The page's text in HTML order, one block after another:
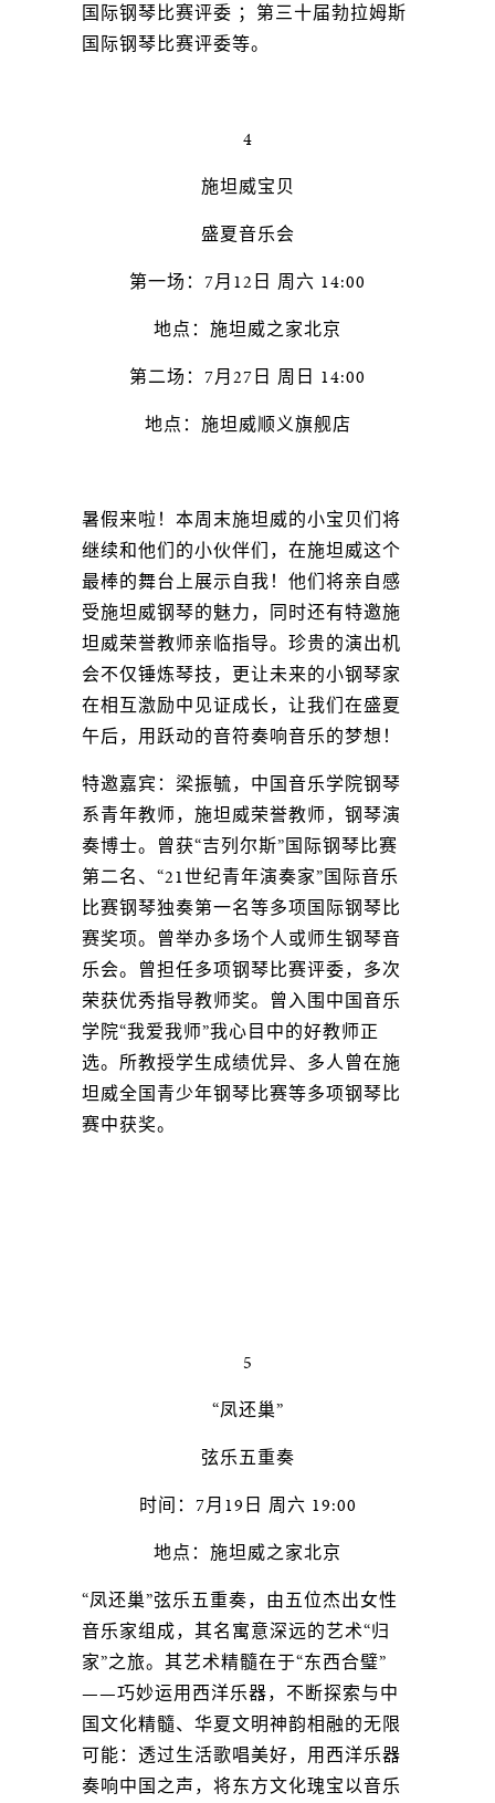
国际钢琴比赛评委 ；第三十届勃拉姆斯
国际钢琴比赛评委等。
4
施坦威宝贝
盛夏音乐会
第一场：7月12日 周六 14:00
地点：施坦威之家北京
第二场：7月27日 周日 14:00
地点：施坦威顺义旗舰店
暑假来啦！本周末施坦威的小宝贝们将
继续和他们的小伙伴们，在施坦威这个
最棒的舞台上展示自我！他们将亲自感
受施坦威钢琴的魅力，同时还有特邀施
坦威荣誉教师亲临指导。珍贵的演出机
会不仅锤炼琴技，更让未来的小钢琴家
在相互激励中见证成长，让我们在盛夏
午后，用跃动的音符奏响音乐的梦想！
特邀嘉宾：梁振毓，中国音乐学院钢琴
系青年教师，施坦威荣誉教师，钢琴演
奏博士。曾获“吉列尔斯”国际钢琴比赛
第二名、“21世纪青年演奏家”国际音乐
比赛钢琴独奏第一名等多项国际钢琴比
赛奖项。曾举办多场个人或师生钢琴音
乐会。曾担任多项钢琴比赛评委，多次
荣获优秀指导教师奖。曾入围中国音乐
学院“我爱我师”我心目中的好教师正
选。所教授学生成绩优异、多人曾在施
坦威全国青少年钢琴比赛等多项钢琴比
赛中获奖。
5
“凤还巢”
弦乐五重奏
时间：7月19日 周六 19:00
地点：施坦威之家北京
“凤还巢”弦乐五重奏，由五位杰出女性
音乐家组成，其名寓意深远的艺术“归
家”之旅。其艺术精髓在于“东西合璧”
——巧妙运用西洋乐器，不断探索与中
国文化精髓、华夏文明神韵相融的无限
可能：透过生活歌唱美好，用西洋乐器
奏响中国之声，将东方文化瑰宝以音乐